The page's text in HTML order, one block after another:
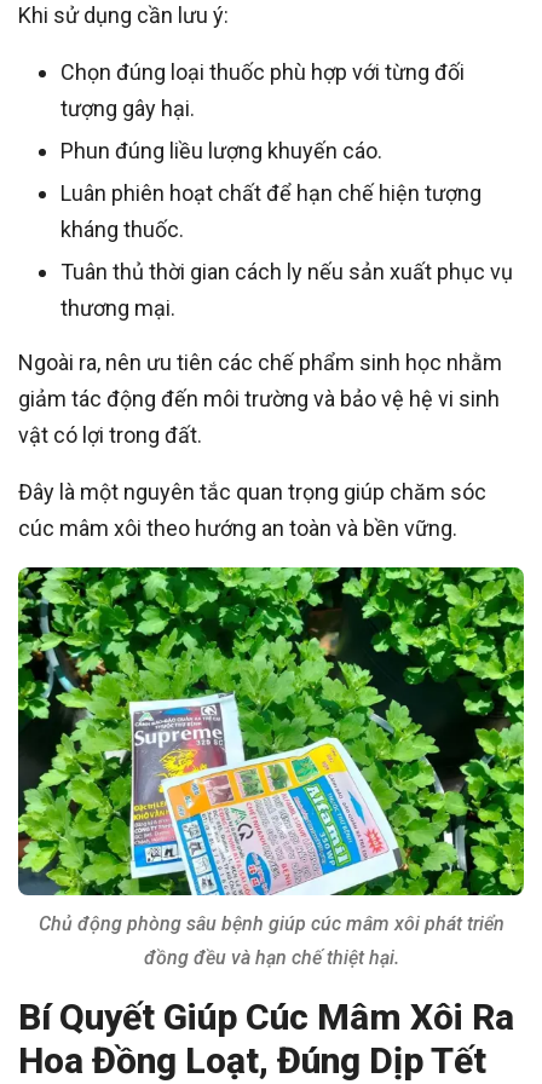
Khi sử dụng cần lưu ý:
Chọn đúng loại thuốc phù hợp với từng đối
tượng gây hại.
Phun đúng liều lượng khuyến cáo.
Luân phiên hoạt chất để hạn chế hiện tượng
kháng thuốc.
Tuân thủ thời gian cách ly nếu sản xuất phục vụ
thương mại.
Ngoài ra, nên ưu tiên các chế phẩm sinh học nhằm
giảm tác động đến môi trường và bảo vệ hệ vi sinh
vật có lợi trong đất.
Đây là một nguyên tắc quan trọng giúp chăm sóc
cúc mâm xôi theo hướng an toàn và bền vững.
Chủ động phòng sâu bệnh giúp cúc mâm xôi phát triển
đồng đều và hạn chế thiệt hại.
Bí Quyết Giúp Cúc Mâm Xôi Ra
Hoa Đồng Loạt, Đúng Dịp Tết